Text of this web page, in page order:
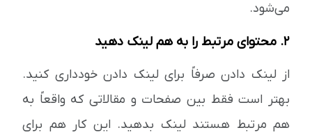
می‌شود.
2. محتوای مرتبط را به هم لینک دهید
از لینک دادن صرفاً برای لینک دادن خودداری کنید.
بهتر است فقط بین صفحات و مقالاتی که واقعاً به
هم مرتبط هستند لینک بدهید. این کار هم برای